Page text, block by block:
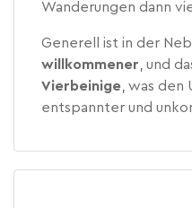
Wanderungen dann
Generell ist in der
willkommener, und
Vierbeinige, was den
entspannter und